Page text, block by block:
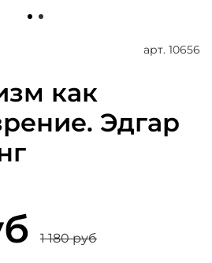
арт. 10656
как
Эдгар
1 180 руб